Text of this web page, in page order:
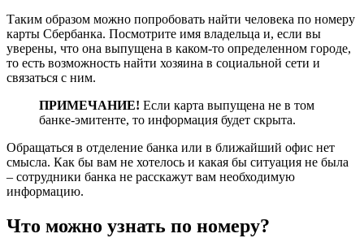
Таким образом можно попробовать найти человека по номеру
карты Сбербанка. Посмотрите имя владельца и, если вы
уверены, что она выпущена в каком-то определенном городе,
то есть возможность найти хозяина в социальной сети и
связаться с ним.
ПРИМЕЧАНИЕ! Если карта выпущена не в том
банке-эмитенте, то информация будет скрыта.
Обращаться в отделение банка или в ближайший офис нет
смысла. Как бы вам не хотелось и какая бы ситуация не была
– сотрудники банка не расскажут вам необходимую
информацию.
Что можно узнать по номеру?